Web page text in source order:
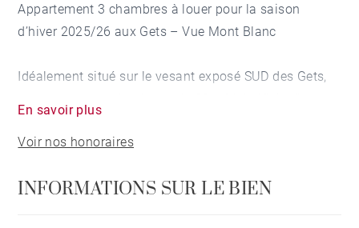
Appartement 3 chambres à louer pour la saison
d’hiver 2025/26 aux Gets – Vue Mont Blanc
Idéalement situé sur le vesant exposé SUD des Gets,
superbe vue dégagée sur le Mont Blanc et les
sommets environnants.
Il se compose de trois chambres doubles pouvant
En savoir plus
Voir nos honoraires
INFORMATIONS SUR LE BIEN